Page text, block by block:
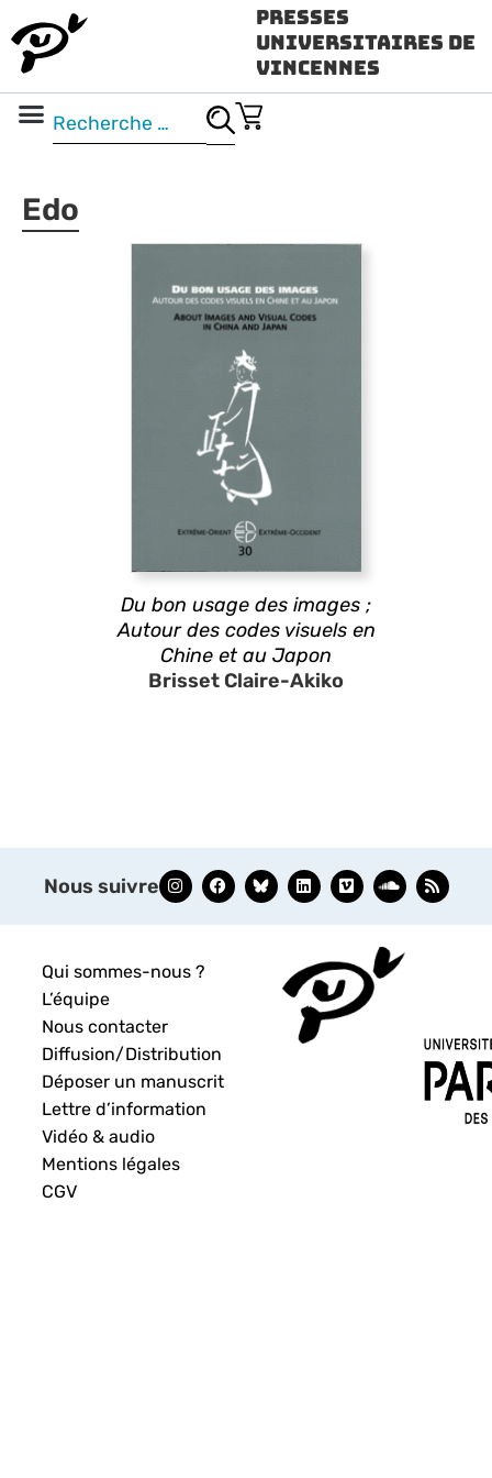
Presses
Universitaires de
Vincennes
Edo
Du bon usage des images ;
Autour des codes visuels en
Chine et au Japon
Brisset Claire-Akiko
Nous suivre
Qui sommes-nous ?
L’équipe
Nous contacter
Diffusion/Distribution
Déposer un manuscrit
Lettre d’information
Vidéo & audio
Mentions légales
CGV